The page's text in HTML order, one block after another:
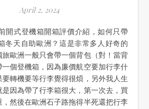
April 2, 2024
冬天自助歐洲？這是非常多人好奇的
歐洲一般只會帶一個背包（對！當背
個登機箱，因為廉價航空要加行李什
轉機要等行李覺得很煩，另外我人生
因為帶了行李箱很大，第一次去，買
然後在歐洲石子路拖得半死還把行李